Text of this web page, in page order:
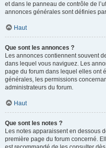
et dans le panneau de contrôle de
annonces générales sont définies
Haut
Que sont les annonces ?
Les annonces contiennent souvent
dans lequel vous naviguez. Les
page du forum dans lequel elles ont
générales, les permissions
administrateurs du forum.
Haut
Que sont les notes ?
Les notes apparaissent en dessous
première page du forum concerné.